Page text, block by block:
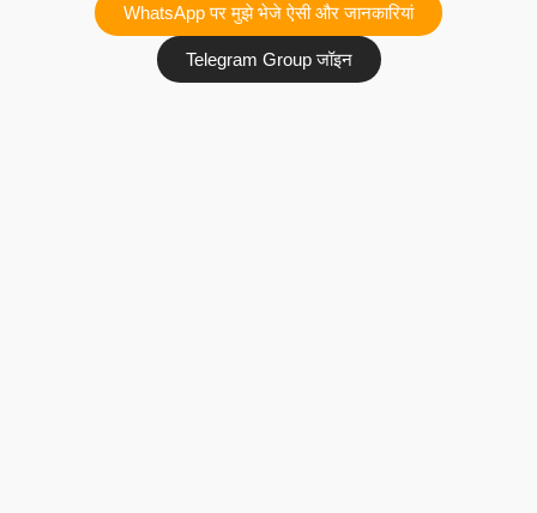
WhatsApp पर मुझे भेजे ऐसी और जानकारियां
Telegram Group जॉइन